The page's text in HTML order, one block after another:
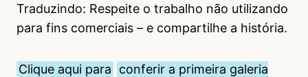
Traduzindo: Respeite o trabalho não utilizando
para fins comerciais – e compartilhe a história.
Clique aqui para
conferir a primeira galeria